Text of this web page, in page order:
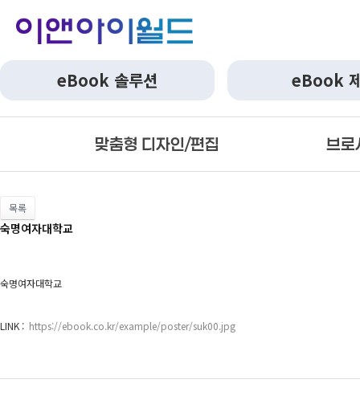
eBook 솔루션 eBook
맞춤형 디자인/편집 브로
목록
숙명여자대학교
숙명여자대학교
LINK : https://ebook.co.kr/example/poster/suk00.jpg